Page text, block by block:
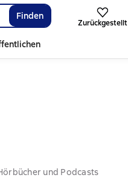
Finden
Zurückgestellt
und Podcasts